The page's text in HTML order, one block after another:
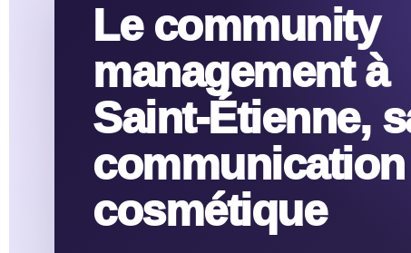
Le community
management à
Saint-Étienne,
communication
cosmétique